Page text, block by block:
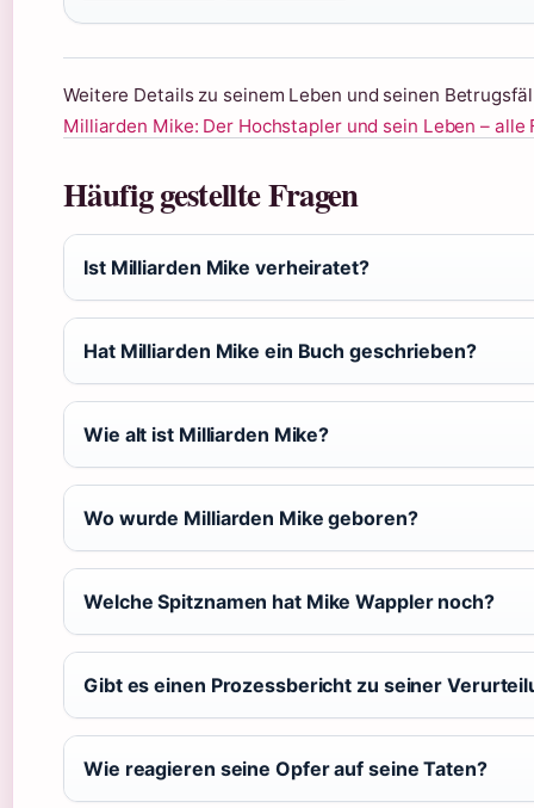
Weitere Details zu seinem Leben und seinen
Milliarden Mike: Der Hochstapler und sein Leben – alle
Häufig gestellte Fragen
Ist Milliarden Mike verheiratet?
Hat Milliarden Mike ein Buch geschrieben?
Wie alt ist Milliarden Mike?
Wo wurde Milliarden Mike geboren?
Welche Spitznamen hat Mike Wappler noch?
Gibt es einen Prozessbericht zu seiner
Wie reagieren seine Opfer auf seine Taten?